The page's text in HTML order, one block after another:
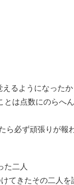
るようになった
とは点数にのらへ
ら必ず頑張りが報
た二人
てきたその二人を